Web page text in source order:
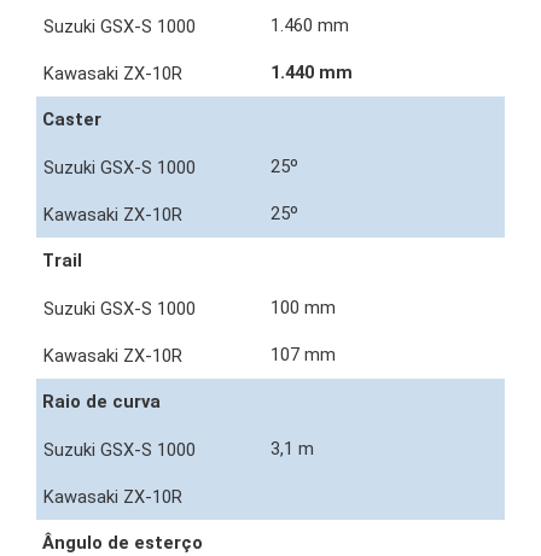
1.460 mm
1.440 mm
Caster
25º
25º
Trail
100 mm
107 mm
Raio de curva
3,1 m
Ângulo de esterço